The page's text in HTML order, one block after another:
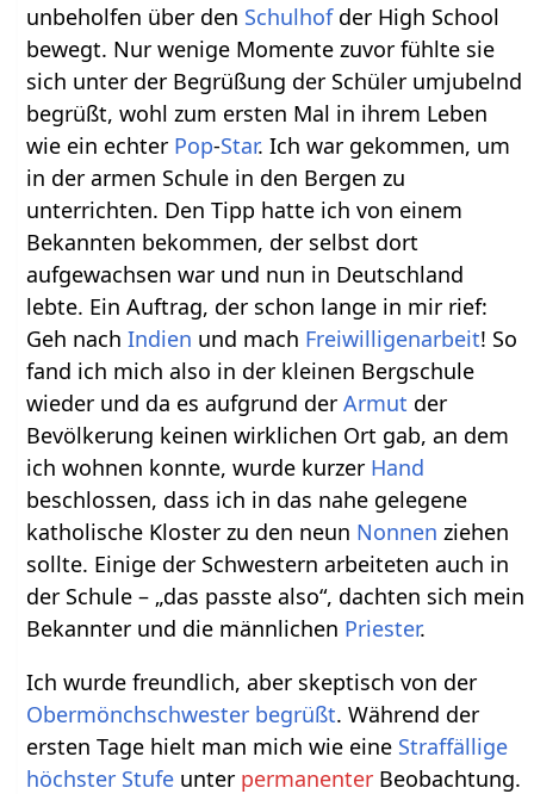
unbeholfen über den Schulhofder High School
bewegt. Nur wenige Momente zuvor fühlte sie
sich unter der Begrüßung der Schüler umjubelnd
begrüßt, wohl zum ersten Mal in ihrem Leben
wie ein echter Pop-Star. Ich war gekommen, um
in der armen Schule in den Bergen zu
unterrichten. Den Tipp hatte ich von einem
Bekannten bekommen, der selbst dort
aufgewachsen war und nun in Deutschland
lebte. Ein Auftrag, der schon lange in mir rief:
Geh nachIndien und mach Freiwilligenarbeit! So
fand ich mich also in der kleinen Bergschule
wieder und da es aufgrund derArmut der
Bevölkerung keinen wirklichen Ort gab, an dem
ich wohnen konnte, wurde kurzer Hand
beschlossen, dass ich in das nahe gelegene
katholische Kloster zu den neun Nonnen ziehen
sollte. Einige der Schwestern arbeiteten auch in
der Schule – „das passte also“, dachten sich mein
Bekannter und die männlichen Priester.
Ich wurde freundlich, aber skeptisch von der
Obermönchschwester begrüßt. Während der
ersten Tage hielt man mich wie eine Straffällige
höchster Stufe unter permanenter Beobachtung.